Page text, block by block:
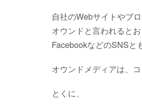
自社のWebサイトやブ
オウンドと言われると
FacebookなどのSNSと
オウンドメディアは、
とくに、